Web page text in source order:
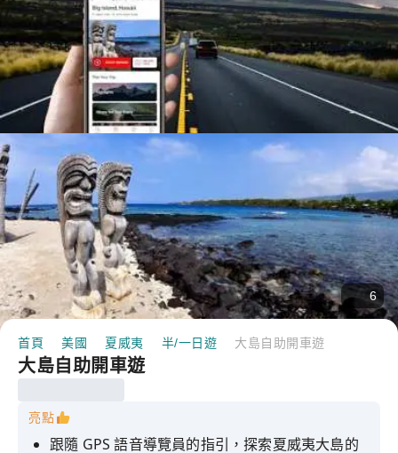
6
首頁 美國 夏威夷 半/一日遊 大島自助開車遊
大島自助開車遊
亮點
跟隨 GPS 語音導覽員的指引，探索夏威夷大島的